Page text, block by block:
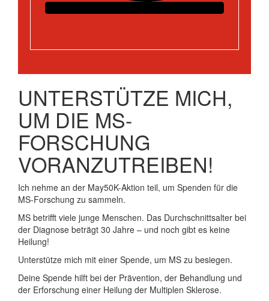
UNTERSTÜTZE MICH,
UM DIE MS-
FORSCHUNG
VORANZUTREIBEN!
Ich nehme an der May50K-Aktion teil, um Spenden für die
MS-Forschung zu sammeln.
MS betrifft viele junge Menschen. Das Durchschnittsalter bei
der Diagnose beträgt 30 Jahre – und noch gibt es keine
Heilung!
Unterstütze mich mit einer Spende, um MS zu besiegen.
Deine Spende hilft bei der Prävention, der Behandlung und
der Erforschung einer Heilung der Multiplen Sklerose.